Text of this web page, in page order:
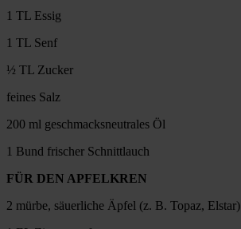
1 TL Essig
1 TL Senf
½ TL Zucker
feines Salz
200 ml geschmacksneutrales Öl
1 Bund frischer Schnittlauch
FÜR DEN APFELKREN
2 mürbe, säuerliche Äpfel (z. B. Topaz, Elstar)